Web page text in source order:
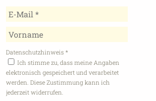
Datenschutzhinweis*
Ich stimme zu, dass meine Angaben
elektronisch gespeichert und verarbeitet
werden. Diese Zustimmung kann ich
jederzeit widerrufen.